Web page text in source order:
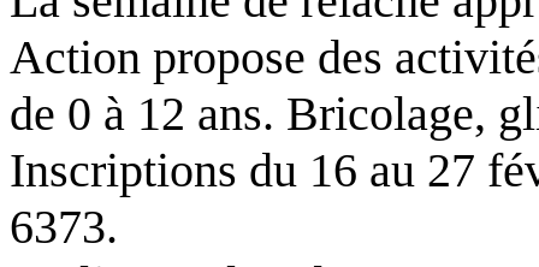
Action propose des
de 0 à 12 ans. Bricolage,
Inscriptions du 16 au 27
6373.